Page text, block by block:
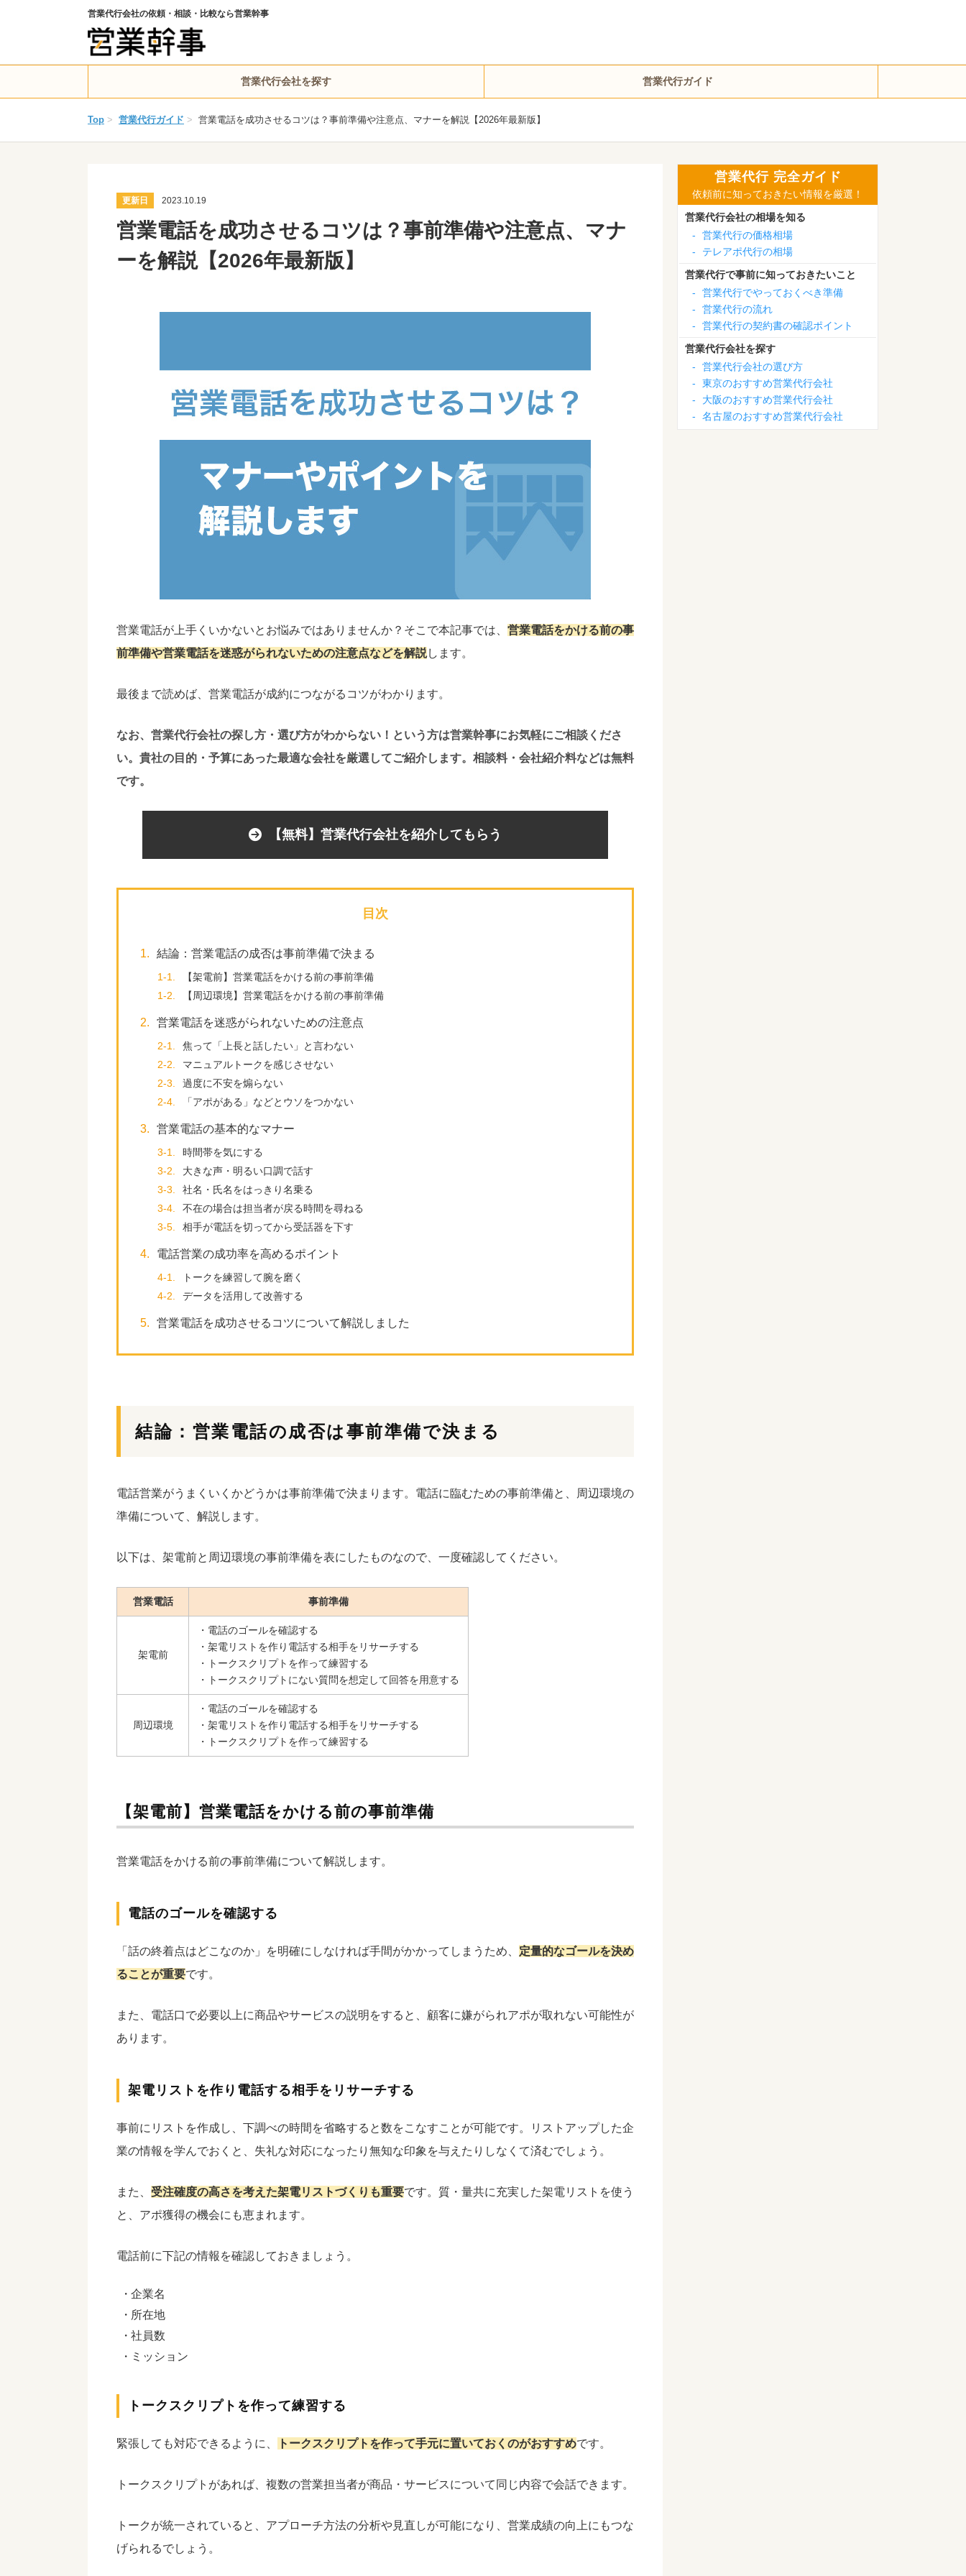
営業代行会社の依頼・相談・比較なら営業幹事
営業代行会社を探す 営業代行ガイド
Top > 営業代行ガイド > 営業電話を成功させるコツは？事前準備や注意点、マナーを解説【2026年最新版】
更新日 2023.10.19
営業電話を成功させるコツは？事前準備や注意点、マナ
ーを解説【2026年最新版】
営業電話が上手くいかないとお悩みではありませんか？そこで本記事では、 営業電話をかける前の事
前準備や営業電話を迷惑がられないための注意点などを解説します。
最後まで読めば、営業電話が成約につながるコツがわかります。
なお、営業代行会社の探し方・選び方がわからない！という方は営業幹事にお気軽にご相談くださ
い。貴社の目的・予算にあった最適な会社を厳選してご紹介します。相談料・会社紹介料などは無料
です。
【無料】営業代行会社を紹介してもらう
目次
1. 結論：営業電話の成否は事前準備で決まる
1-1.
【架電前】営業電話をかける前の事前準備
1-2.
【周辺環境】営業電話をかける前の事前準備
2. 営業電話を迷惑がられないための注意点
2-1.
焦って「上長と話したい」と言わない
2-2.
マニュアルトークを感じさせない
2-3.
過度に不安を煽らない
2-4.
「アポがある」などとウソをつかない
3. 営業電話の基本的なマナー
3-1.
時間帯を気にする
3-2.
大きな声・明るい口調で話す
3-3.
社名・氏名をはっきり名乗る
3-4.
不在の場合は担当者が戻る時間を尋ねる
3-5.
相手が電話を切ってから受話器を下す
4. 電話営業の成功率を高めるポイント
4-1.
トークを練習して腕を磨く
4-2.
データを活用して改善する
5. 営業電話を成功させるコツについて解説しました
結論：営業電話の成否は事前準備で決まる
電話営業がうまくいくかどうかは事前準備で決まります。電話に臨むための事前準備と、周辺環境の
準備について、解説します。
以下は、架電前と周辺環境の事前準備を表にしたものなので、一度確認してください。
営業電話 事前準備
架電前
・電話のゴールを確認する
・架電リストを作り電話する相手をリサーチする
・トークスクリプトを作って練習する
・トークスクリプトにない質問を想定して回答を用意する
周辺環境
・電話のゴールを確認する
・架電リストを作り電話する相手をリサーチする
・トークスクリプトを作って練習する
【架電前】営業電話をかける前の事前準備
営業電話をかける前の事前準備について解説します。
電話のゴールを確認する
「話の終着点はどこなのか」を明確にしなければ手間がかかってしまうため、 定量的なゴールを決め
ることが重要です。
また、電話口で必要以上に商品やサービスの説明をすると、顧客に嫌がられアポが取れない可能性が
あります。
架電リストを作り電話する相手をリサーチする
事前にリストを作成し、下調べの時間を省略すると数をこなすことが可能です。リストアップした企
業の情報を学んでおくと、失礼な対応になったり無知な印象を与えたりしなくて済むでしょう。
また、 受注確度の高さを考えた架電リストづくりも重要です。質・量共に充実した架電リストを使う
と、アポ獲得の機会にも恵まれます。
電話前に下記の情報を確認しておきましょう。
企業名
所在地
社員数
ミッション
トークスクリプトを作って練習する
緊張しても対応できるように、 トークスクリプトを作って手元に置いておくのがおすすめです。
トークスクリプトがあれば、複数の営業担当者が商品・サービスについて同じ内容で会話できます。
トークが統一されていると、アプローチ方法の分析や見直しが可能になり、営業成績の向上にもつな
げられるでしょう。
営業代行 完全ガイド
依頼前に知っておきたい情報を厳選！
営業代行会社の相場を知る
-
営業代行の価格相場
-
テレアポ代行の相場
営業代行で事前に知っておきたいこと
-
営業代行でやっておくべき準備
-
営業代行の流れ
-
営業代行の契約書の確認ポイント
営業代行会社を探す
-
営業代行会社の選び方
-
東京のおすすめ営業代行会社
-
大阪のおすすめ営業代行会社
-
名古屋のおすすめ営業代行会社